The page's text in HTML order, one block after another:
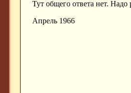
Тут общего ответа нет.
Апрель 1966